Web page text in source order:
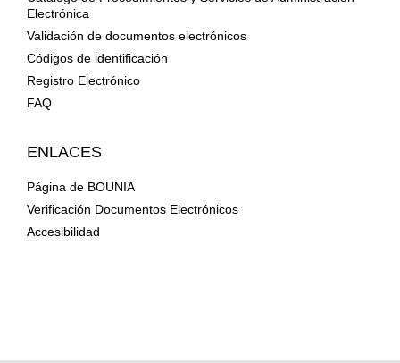
Electrónica
Validación de documentos electrónicos
Códigos de identificación
Registro Electrónico
FAQ
ENLACES
Página de BOUNIA
Verificación Documentos Electrónicos
Accesibilidad